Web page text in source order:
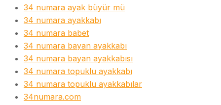
34 numara ayak büyür mü
34 numara ayakkabı
34 numara babet
34 numara bayan ayakkabı
34 numara bayan ayakkabısı
34 numara topuklu ayakkabı
34 numara topuklu ayakkabılar
34numara.com